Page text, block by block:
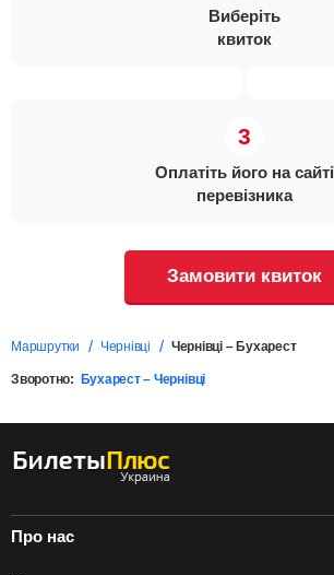
Виберіть
квиток
Оплатіть його на сайті
перевізника
Замовити квиток
Маршрутки Чернівці Чернівці – Бухарест
Зворотно: Бухарест – Чернівці
Про нас